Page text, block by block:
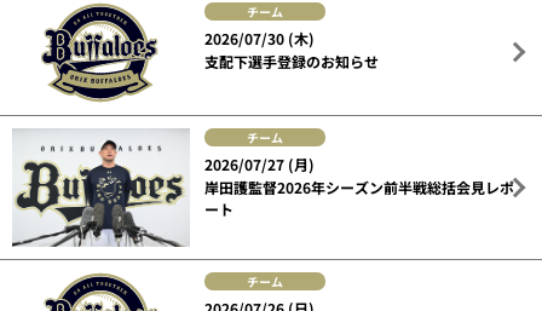
チーム
2026/07/30 (木)
支配下選手登録のお知らせ
チーム
2026/07/27 (月)
岸田護監督2026年シーズン前半戦総括会見レポ
ート
チーム